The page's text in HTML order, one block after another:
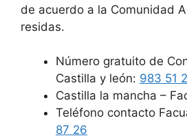
de acuerdo a la Comunidad
residas.
Número gratuito de
Castilla y león: 983 51
Castilla la mancha –
Teléfono contacto
87 26